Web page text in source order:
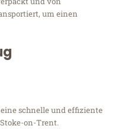
um einen
schnelle und effiziente
on-Trent.